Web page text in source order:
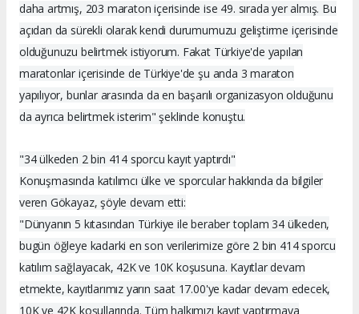
daha artmış, 203 maraton içerisinde ise 49. sırada yer almış. Bu
açıdan da sürekli olarak kendi durumumuzu geliştirme içerisinde
olduğunuzu belirtmek istiyorum. Fakat Türkiye'de yapılan
maratonlar içerisinde de Türkiye'de şu anda 3 maraton
yapılıyor, bunlar arasında da en başarılı organizasyon olduğunu
da ayrıca belirtmek isterim" şeklinde konuştu.
"34 ülkeden 2 bin 414 sporcu kayıt yaptırdı"
Konuşmasında katılımcı ülke ve sporcular hakkında da bilgiler
veren Gökayaz, şöyle devam etti:
"Dünyanın 5 kıtasından Türkiye ile beraber toplam 34 ülkeden,
bugün öğleye kadarki en son verilerimize göre 2 bin 414 sporcu
katılım sağlayacak, 42K ve 10K koşusuna. Kayıtlar devam
etmekte, kayıtlarımız yarın saat 17.00'ye kadar devam edecek,
10K ve 42K koşullarında. Tüm halkımızı kayıt yaptırmaya